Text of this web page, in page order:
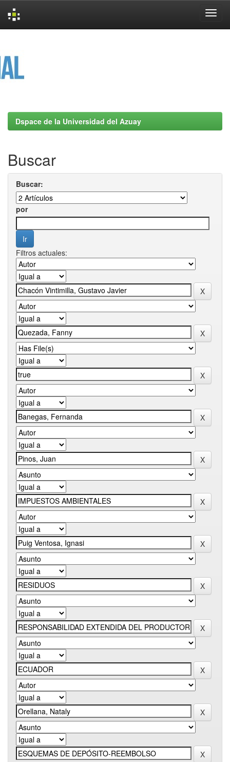
Dspace de la Universidad del Azuay
Buscar
Buscar:
por
Filtros actuales: